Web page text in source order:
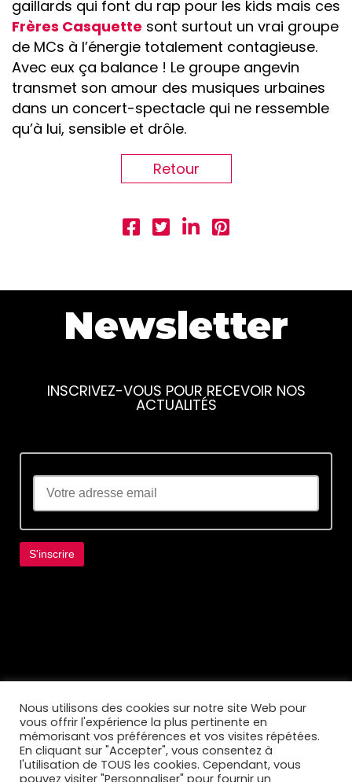
gaillards qui font du rap pour les kids mais ces
Frères Casquette sont surtout un vrai groupe
de MCs à l’énergie totalement contagieuse.
Avec eux ça balance ! Le groupe angevin
transmet son amour des musiques urbaines
dans un concert-spectacle qui ne ressemble
qu’à lui, sensible et drôle.
Retour
Newsletter
INSCRIVEZ-VOUS POUR RECEVOIR NOS
ACTUALITÉS
Nous utilisons des cookies sur notre site Web pour
vous offrir l'expérience la plus pertinente en
mémorisant vos préférences et vos visites répétées.
En cliquant sur "Accepter", vous consentez à
l'utilisation de TOUS les cookies. Cependant, vous
pouvez visiter "Personnaliser" pour fournir un